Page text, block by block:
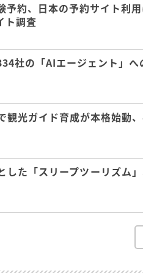
予約、日本の予約サイト利
調査
社の「AIエージェント
観光ガイド育成が本格始
した「スリープツーリズム